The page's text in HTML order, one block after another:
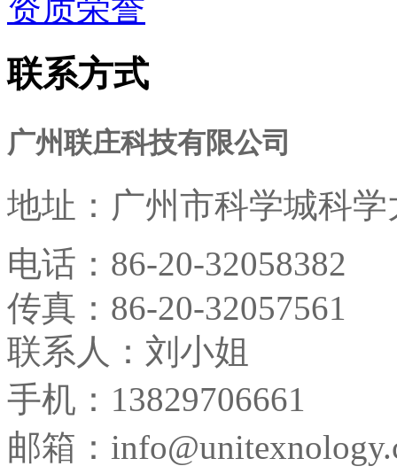
资质荣誉
联系方式
广州联庄科技有限公司
地址： 广州市科学城科
电话： 86-20-32058382
传真： 86-20-32057561
联系人：刘小姐
手机：13829706661
邮箱：